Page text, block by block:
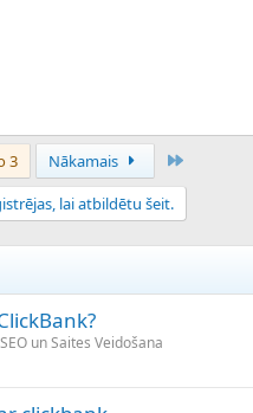
3 Nākamais
lai atbildētu šeit.
un Saites Veidošana